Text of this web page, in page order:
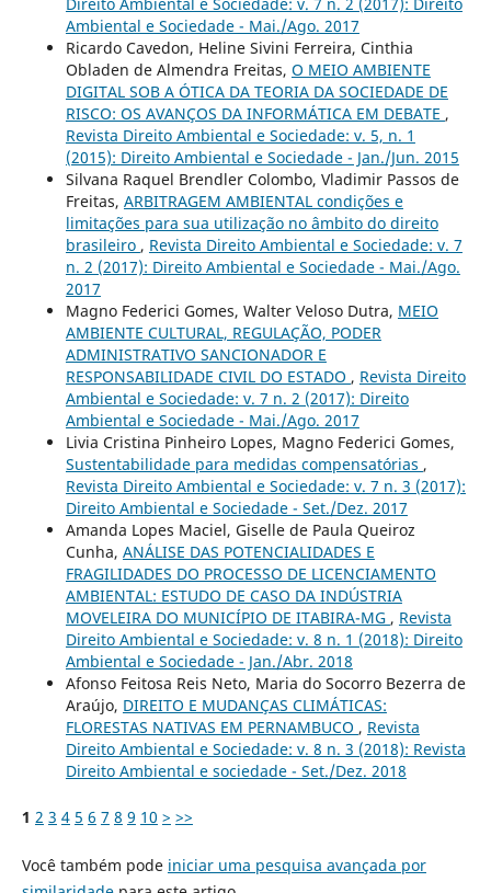
Ambiental e Sociedade - Mai./Ago. 2017
Ricardo Cavedon, Heline Sivini Ferreira, Cinthia
Obladen de Almendra Freitas, O MEIO AMBIENTE
DIGITAL SOB A ÓTICA DA TEORIA DA SOCIEDADE DE
RISCO: OS AVANÇOS DA INFORMÁTICA EM DEBATE ,
Revista Direito Ambiental e Sociedade: v. 5, n. 1
(2015): Direito Ambiental e Sociedade - Jan./Jun. 2015
Silvana Raquel Brendler Colombo, Vladimir Passos de
Freitas, ARBITRAGEM AMBIENTAL condições e
limitações para sua utilização no âmbito do direito
brasileiro , Revista Direito Ambiental e Sociedade: v. 7
n. 2 (2017): Direito Ambiental e Sociedade - Mai./Ago.
2017
Magno Federici Gomes, Walter Veloso Dutra, MEIO
AMBIENTE CULTURAL, REGULAÇÃO, PODER
ADMINISTRATIVO SANCIONADOR E
RESPONSABILIDADE CIVIL DO ESTADO , Revista Direito
Ambiental e Sociedade: v. 7 n. 2 (2017): Direito
Ambiental e Sociedade - Mai./Ago. 2017
Livia Cristina Pinheiro Lopes, Magno Federici Gomes,
Sustentabilidade para medidas compensatórias ,
Revista Direito Ambiental e Sociedade: v. 7 n. 3 (2017):
Direito Ambiental e Sociedade - Set./Dez. 2017
Amanda Lopes Maciel, Giselle de Paula Queiroz
Cunha, ANÁLISE DAS POTENCIALIDADES E
FRAGILIDADES DO PROCESSO DE LICENCIAMENTO
AMBIENTAL: ESTUDO DE CASO DA INDÚSTRIA
MOVELEIRA DO MUNICÍPIO DE ITABIRA-MG , Revista
Direito Ambiental e Sociedade: v. 8 n. 1 (2018): Direito
Ambiental e Sociedade - Jan./Abr. 2018
Afonso Feitosa Reis Neto, Maria do Socorro Bezerra de
Araújo, DIREITO E MUDANÇAS CLIMÁTICAS:
FLORESTAS NATIVAS EM PERNAMBUCO , Revista
Direito Ambiental e Sociedade: v. 8 n. 3 (2018): Revista
Direito Ambiental e sociedade - Set./Dez. 2018
1 2 3 4 5 6 7 8 9 10 > >>
Você também pode iniciar uma pesquisa avançada por